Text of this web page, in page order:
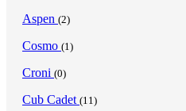
Aspen (2)
Cosmo (1)
Croni (0)
Cub Cadet (11)